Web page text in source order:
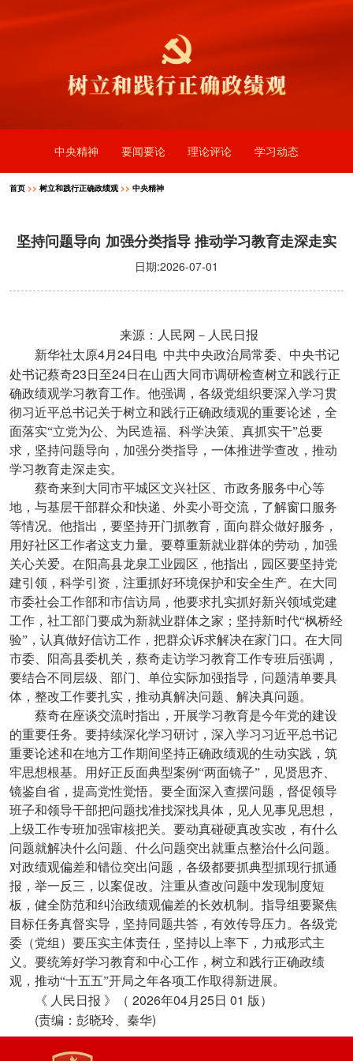
中央精神 要闻要论 理论评论 学习动态
首页 >> 树立和践行正确政绩观>> 中央精神
坚持问题导向 加强分类指导 推动学习教育走深走实
日期:2026-07-01
来源：人民网－人民日报
新华社太原4月 24日电 中共中央政治局常委、中央书记
处书记蔡奇23 日至24日在山西大同市调研检查树立和践行正
确政绩观学习教育工作。他强调，各级党组织要深入学习贯
彻习近平总书记关于树立和践行正确政绩观的重要论述，全
面落实“立党为公、为民造福、科学决策、真抓实干”总要
求，坚持问题导向，加强分类指导，一体推进学查改，推动
学习教育走深走实。
蔡奇来到大同市平城区文兴社区、市政务服务中心等
地，与基层干部群众和快递、外卖小哥交流，了解窗口服务
等情况。他指出，要坚持开门抓教育，面向群众做好服务，
用好社区工作者这支力量。要尊重新就业群体的劳动，加强
关心关爱。在阳高县龙泉工业园区，他指出，园区要坚持党
建引领，科学引资，注重抓好环境保护和安全生产。在大同
市委社会工作部和市信访局，他要求扎实抓好新兴领域党建
工作，社工部门要成为新就业群体之家；坚持新时代“枫桥经
验”，认真做好信访工作，把群众诉求解决在家门口。在大同
市委、阳高县委机关，蔡奇走访学习教育工作专班后强调，
要结合不同层级、部门、单位实际加强指导，问题清单要具
体，整改工作要扎实，推动真解决问题、解决真问题。
蔡奇在座谈交流时指出，开展学习教育是今年党的建设
的重要任务。要持续深化学习研讨，深入学习习近平总书记
重要论述和在地方工作期间坚持正确政绩观的生动实践，筑
牢思想根基。用好正反面典型案例“两面镜子”，见贤思齐、
镜鉴自省，提高党性觉悟。要全面深入查摆问题，督促领导
班子和领导干部把问题找准找深找具体，见人见事见思想，
上级工作专班加强审核把关。要动真碰硬真改实改，有什么
问题就解决什么问题、什么问题突出就重点整治什么问题。
对政绩观偏差和错位突出问题，各级都要抓典型抓现行抓通
报，举一反三，以案促改。注重从查改问题中发现制度短
板，健全防范和纠治政绩观偏差的长效机制。指导组要聚焦
目标任务真督实导，坚持同题共答，有效传导压力。各级党
委（党组）要压实主体责任，坚持以上率下，力戒形式主
义。要统筹好学习教育和中心工作，树立和践行正确政绩
观，推动“十五五”开局之年各项工作取得新进展。
《 人民日报 》（ 2026年04月 25日 01 版）
(责编：彭晓玲、秦华)